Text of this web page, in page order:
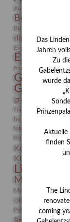
Ausstellung „Vier
Bernhard
Burg Posterstein
digitallabor
Erdmann Julius
frauen Frauen
Gerhard-
Gerhard
grafische
Hanns-Conon von
herman de vries
Integriertes
Kolosseum
Kunstmuseum
KUNSTWAND
Lindenau-
Museumspädagogik
Objekt im Fokus
Provenienz
Restaurierung
Das
Jahren
Zu
wurde
Aktuelle
finden
The
coming